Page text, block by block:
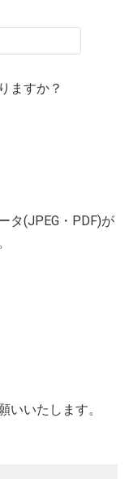
ますか？
タ(JPEG・PDF)が
いいたします。